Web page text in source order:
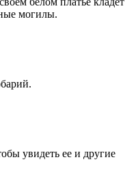
могилы.
увидеть ее и другие